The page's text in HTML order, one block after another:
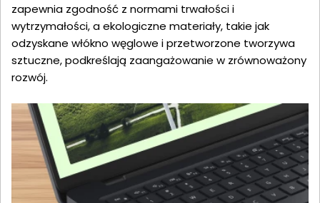
zapewnia zgodność z normami trwałości i
wytrzymałości, a ekologiczne materiały, takie jak
odzyskane włókno węglowe i przetworzone tworzywa
sztuczne, podkreślają zaangażowanie w zrównoważony
rozwój.